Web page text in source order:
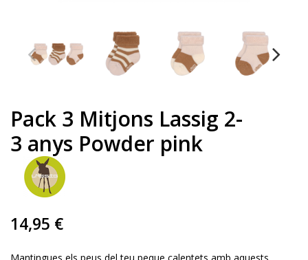
Pack 3 Mitjons Lassig 2-
3 anys Powder pink
14,95 €